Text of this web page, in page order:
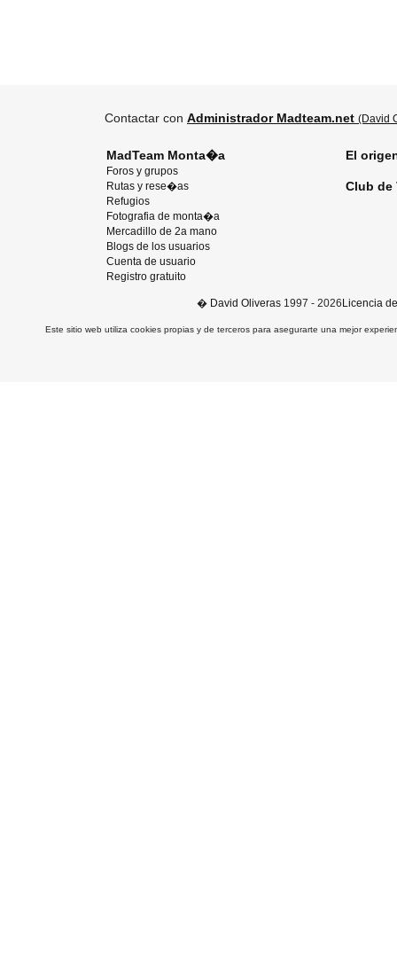
Contactar con Administrador Madteam.net (David
MadTeam Monta�a
Foros y grupos
Rutas y rese�as
Refugios
Fotografia de monta�a
Mercadillo de 2a mano
Blogs de los usuarios
Cuenta de usuario
Registro gratuito
El
Club de
� David Oliveras1997 - 2026 Licencia
Este sitio web utiliza cookies propias y de terceros para asegurarte una mejor